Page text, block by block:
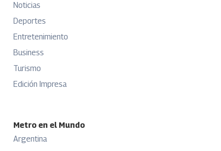
Noticias
Deportes
Entretenimiento
Business
Turismo
Edición Impresa
Metro en el Mundo
Argentina